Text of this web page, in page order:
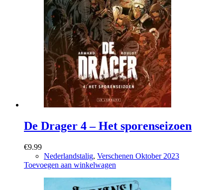
De Drager 4 – Het sporenseizoen
€9.99
Nederlandstalig, Verschenen Oktober 2023
Toevoegen aan winkelwagen